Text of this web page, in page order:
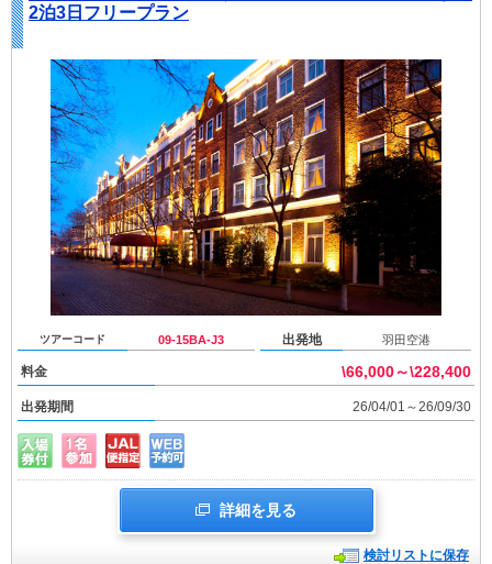
2泊3日フリープラン
ツアーコード 09-15BA-J3 出発地 羽田空港
料金 \66,000～\228,400
出発期間 26/04/01～26/09/30
詳細を見る
検討リストに保存